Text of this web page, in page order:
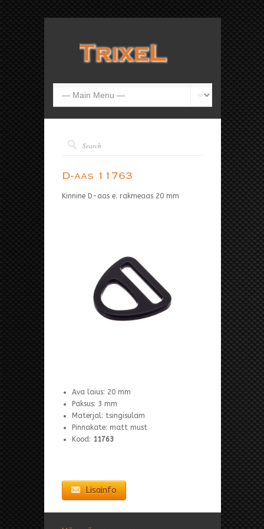
D-aas 11763
Kinnine D-aas e. rakmeaas 20 mm
Ava laius: 20 mm
Paksus: 3 mm
Materjal: tsingisulam
Pinnakate: matt must
Kood: 11763
Lisainfo